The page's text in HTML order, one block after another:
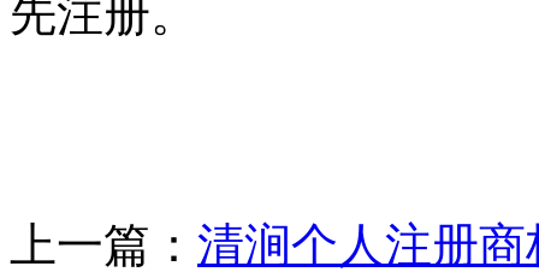
先注册。
上一篇： 清涧个人注册